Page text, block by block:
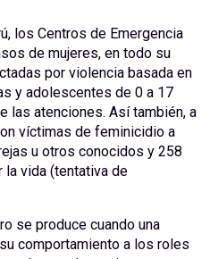
los Centros de Emergencia
de mujeres, en todo su
por violencia basada en
y adolescentes de 0 a 17
las atenciones. Así también, a
víctimas de feminicidio a
u otros conocidos y 258
la vida (tentativa de
se produce cuando una
comportamiento a los roles